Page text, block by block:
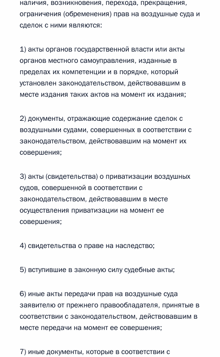
наличия, возникновения, перехода, прекращения,
ограничения (обременения) прав на воздушные суда и
сделок с ними являются:
1) акты органов государственной власти или акты
органов местного самоуправления, изданные в
пределах их компетенции и в порядке, который
установлен законодательством, действовавшим в
месте издания таких актов на момент их издания;
2) документы, отражающие содержание сделок с
воздушными судами, совершенных в соответствии с
законодательством, действовавшим на момент их
совершения;
3) акты (свидетельства) о приватизации воздушных
судов, совершенной в соответствии с
законодательством, действовавшим в месте
осуществления приватизации на момент ее
совершения;
4) свидетельства о праве на наследство;
5) вступившие в законную силу судебные акты;
6) иные акты передачи прав на воздушные суда
заявителю от прежнего правообладателя, принятые в
соответствии с законодательством, действовавшим в
месте передачи на момент ее совершения;
7) иные документы, которые в соответствии с